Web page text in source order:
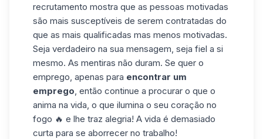
recrutamento mostra que as pessoas motivadas
são mais susceptíveis de serem contratadas do
que as mais qualificadas mas menos motivadas.
Seja verdadeiro na sua mensagem, seja fiel a si
mesmo. As mentiras não duram. Se quer o
emprego, apenas para encontrar um
emprego , então continue a procurar o que o
anima na vida, o que ilumina o seu coração no
fogo 🔥 e lhe traz alegria! A vida é demasiado
curta para se aborrecer no trabalho!